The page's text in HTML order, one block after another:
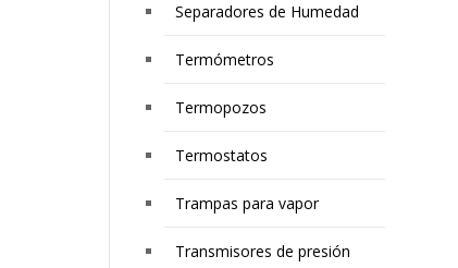
Separadores de Humedad
Termómetros
Termopozos
Termostatos
Trampas para vapor
Transmisores de presión